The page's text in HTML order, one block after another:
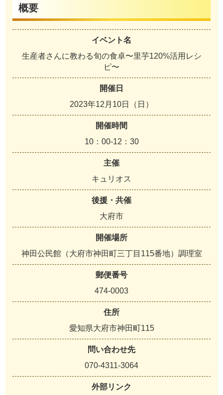
概要
イベント名
生産者さんに教わる旬の食卓〜里芋120%活用レシ
ピ〜
開催日
2023年12月10日（日）
開催時間
10：00-12：30
主催
キュリオス
後援・共催
大府市
開催場所
神田公民館（大府市神田町三丁目115番地）調理室
郵便番号
474-0003
住所
愛知県大府市神田町115
問い合わせ先
070-4311-3064
外部リンク